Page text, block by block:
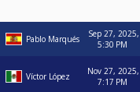
Pablo Marqués
Sep 27, 2025,
5:30 PM
Víctor López
Nov 27, 2025,
7:17 PM